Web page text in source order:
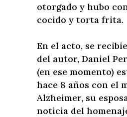
otorgado y hubo
cocido y torta frita.
En el acto, se
del autor, Daniel
(en ese momento)
hace 8 años con el
Alzheimer, su
noticia del